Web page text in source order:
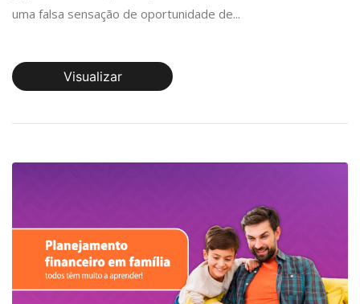
uma falsa sensação de oportunidade de...
Visualizar